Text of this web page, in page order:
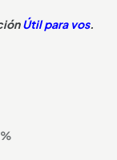
Útil para vos.